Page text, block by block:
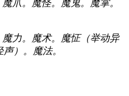
爪。魔怪。魔鬼。魔掌。
魔力。魔术。魔怔（举动异
）。魔法。